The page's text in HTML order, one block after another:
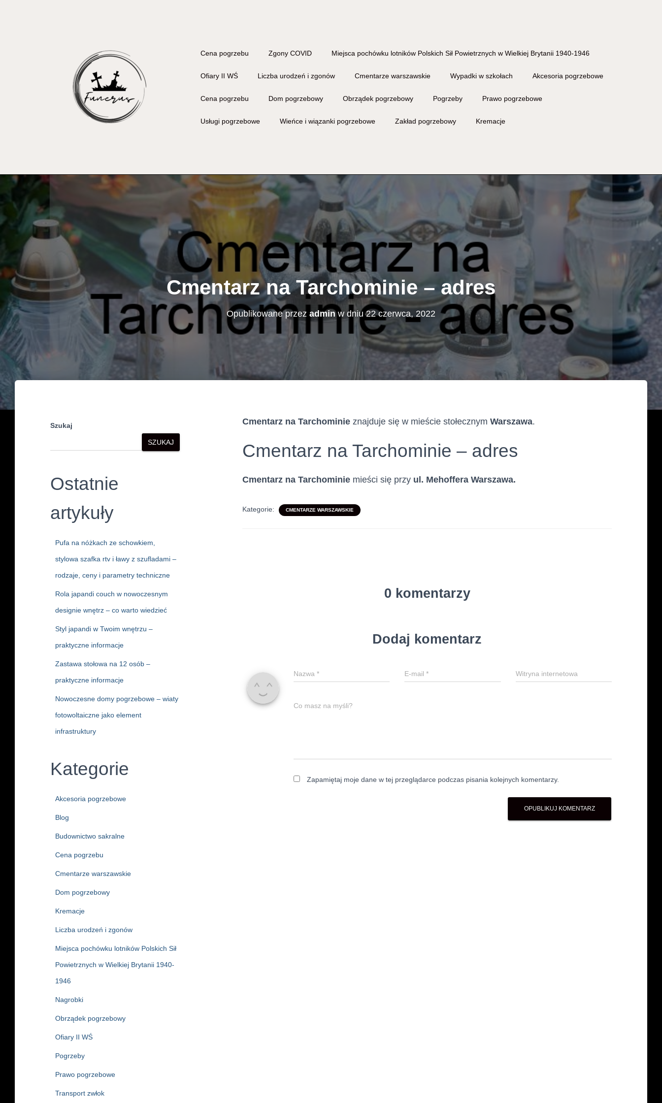
Cena pogrzebu Zgony COVID Miejsca pochówku lotników Polskich Sił Powietrznych w Wielkiej Brytanii 1940-1946
Ofiary II WŚ Liczba urodzeń i zgonów Cmentarze warszawskie Wypadki w szkołach Akcesoria pogrzebowe
Cena pogrzebu Dom pogrzebowy Obrządek pogrzebowy Pogrzeby Prawo pogrzebowe
Usługi pogrzebowe Wieńce i wiązanki pogrzebowe Zakład pogrzebowy Kremacje
Cmentarz na Tarchominie – adres
Opublikowane przez adminw dniu22 czerwca, 2022
Szukaj
SZUKAJ
Ostatnie
artykuły
Pufa na nóżkach ze schowkiem,
stylowa szafka rtv i ławy z szufladami –
rodzaje, ceny i parametry techniczne
Rola japandi couch w nowoczesnym
designie wnętrz – co warto wiedzieć
Styl japandi w Twoim wnętrzu –
praktyczne informacje
Zastawa stołowa na 12 osób –
praktyczne informacje
Nowoczesne domy pogrzebowe – wiaty
fotowoltaiczne jako element
infrastruktury
Kategorie
Akcesoria pogrzebowe
Blog
Budownictwo sakralne
Cena pogrzebu
Cmentarze warszawskie
Dom pogrzebowy
Kremacje
Liczba urodzeń i zgonów
Miejsca pochówku lotników Polskich Sił
Powietrznych w Wielkiej Brytanii 1940-
1946
Nagrobki
Obrządek pogrzebowy
Ofiary II WŚ
Pogrzeby
Prawo pogrzebowe
Transport zwłok
Cmentarz na Tarchominie znajduje się w mieście stołecznym Warszawa.
Cmentarz na Tarchominie – adres
Cmentarz na Tarchominie mieści się przy ul. Mehoffera Warszawa.
Kategorie: CMENTARZE WARSZAWSKIE
0 komentarzy
Dodaj komentarz
Nazwa * E-mail* Witryna internetowa
Co masz na myśli?
Zapamiętaj moje dane w tej przeglądarce podczas pisania kolejnych komentarzy.